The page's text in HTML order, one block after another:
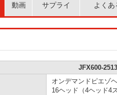
動画 サプライ よくあ
JFX600-2513
オンデマンドピエゾ
16ヘッド（4ヘッド4